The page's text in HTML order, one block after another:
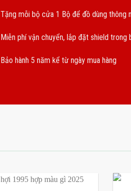
Tặng mỗi bộ cửa 1 Bộ để đồ dùng thông
Miễn phí vận chuyển, lắp đặt shield trong
Bảo hành 5 năm kể từ ngày mua hàng